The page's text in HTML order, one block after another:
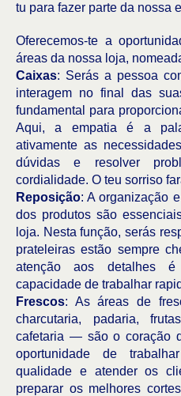
tu para fazer parte da nossa
Oferecemos-te a
áreas da nossa loja,
Caixas: Serás a pessoa
interagem no final das
fundamental para
Aqui, a empatia é a
ativamente as
dúvidas e resolver
cordialidade. O teu sorriso
Reposição: A organização
dos produtos são
loja. Nesta função, serás
prateleiras estão sempre
atenção aos detalhes
capacidade de trabalhar
Frescos: As áreas de
charcutaria, padaria,
cafetaria — são o coração
oportunidade de
qualidade e atender os
preparar os melhores